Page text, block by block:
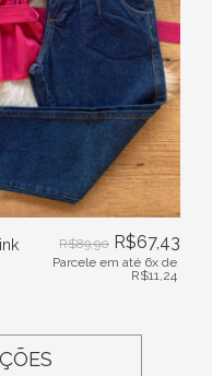
R$89,90 R$67,43
Parcele em até 6x de
R$11,24